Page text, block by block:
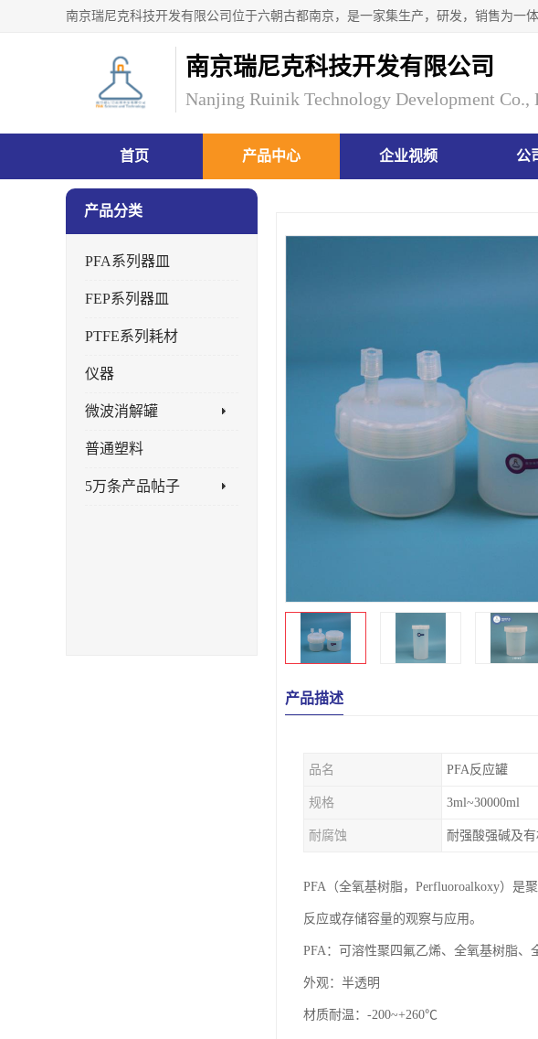
南京瑞尼克科技开发有限公司
Nanjing Ruinik Technology Development Co.,
首页 产品中心 企业视频 公
产品分类
PFA系列器皿
FEP系列器皿
PTFE系列耗材
仪器
微波消解罐
普通塑料
5万条产品帖子
产品描述
品名 PFA反应罐
规格 3ml~30000ml
耐腐蚀 耐强酸强碱及有
PFA（全氧基树脂，Perfluoroalkoxy）是
反应或存储容量的观察与应用。
PFA：可溶性聚四氟乙烯、全氧基树脂、
外观：半透明
材质耐温：-200~+260℃